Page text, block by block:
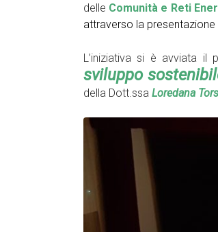
delle Comunità e Reti
attraverso la
L’iniziativa si è avviata il
sviluppo
della Dott.ssa Loredana